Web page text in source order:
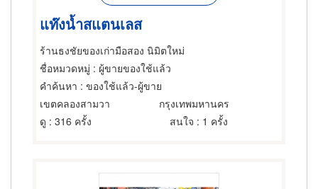
แท๊งน้ำสแตนเลส
ร้านธงชัยของเก่ามือสอง นิมิตใหม่
ชื่อหมวดหมู่ : ผู้ขายของใช้แล้ว
คำค้นหา : ของใช้แล้ว-ผู้ขาย
เขตคลองสามวา
กรุงเทพมหานคร
ดู : 316 ครั้ง สนใจ : 1 ครั้ง